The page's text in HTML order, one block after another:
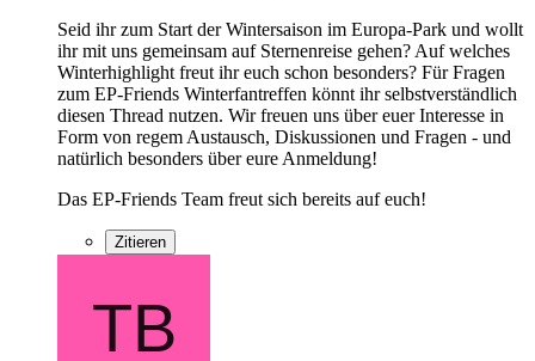
Seid ihr zum Start der Wintersaison im Europa-Park und wollt
ihr mit uns gemeinsam auf Sternenreise gehen? Auf welches
Winterhighlight freut ihr euch schon besonders? Für Fragen
zum EP-Friends Winterfantreffen könnt ihr selbstverständlich
diesen Thread nutzen. Wir freuen uns über euer Interesse in
Form von regem Austausch, Diskussionen und Fragen - und
natürlich besonders über eure Anmeldung!
Das EP-Friends Team freut sich bereits auf euch!
Zitieren